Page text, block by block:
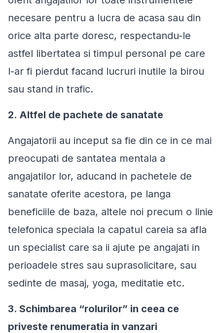
necesare pentru a lucra de acasa sau din
orice alta parte doresc, respectandu-le
astfel libertatea si timpul personal pe care
l-ar fi pierdut facand lucruri inutile la birou
sau stand in trafic.
2. Altfel de pachete de sanatate
Angajatorii au inceput sa fie din ce in ce mai
preocupati de santatea mentala a
angajatilor lor, aducand in pachetele de
sanatate oferite acestora, pe langa
beneficiile de baza, altele noi precum o linie
telefonica speciala la capatul careia sa afla
un specialist care sa ii ajute pe angajati in
perioadele stres sau suprasolicitare, sau
sedinte de masaj, yoga, meditatie etc.
3. Schimbarea “rolurilor” in ceea ce
priveste renumeratia in vanzari